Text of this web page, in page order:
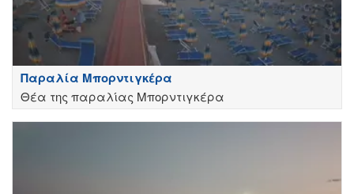
Παραλία Μπορντιγκέρα
Θέα της παραλίας Μπορντιγκέρα